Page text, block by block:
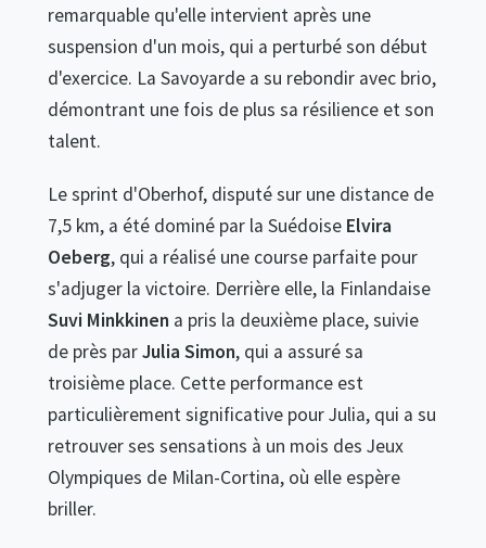
remarquable qu'elle intervient après une
suspension d'un mois, qui a perturbé son début
d'exercice. La Savoyarde a su rebondir avec brio,
démontrant une fois de plus sa résilience et son
talent.
Le sprint d'Oberhof, disputé sur une distance de
7,5 km, a été dominé par la Suédoise Elvira
Oeberg, qui a réalisé une course parfaite pour
s'adjuger la victoire. Derrière elle, la Finlandaise
Suvi Minkkinen a pris la deuxième place, suivie
de près parJulia Simon, qui a assuré sa
troisième place. Cette performance est
particulièrement significative pour Julia, qui a su
retrouver ses sensations à un mois des Jeux
Olympiques de Milan-Cortina, où elle espère
briller.